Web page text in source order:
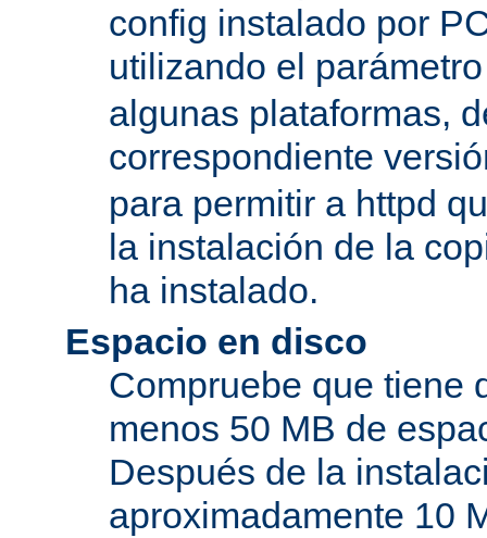
config instalado por
utilizando el parámetro
algunas plataformas,
correspondiente
para permitir a httpd
la instalación de la
ha instalado.
Espacio en disco
Compruebe que tiene
menos 50 MB de
Después de la
aproximadamente 10